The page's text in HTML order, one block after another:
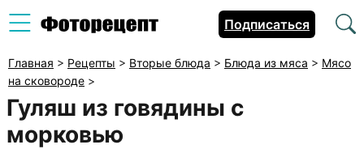
Подписаться
Главная > Рецепты > Вторые блюда > Блюда из мяса > Мясо
на сковороде >
Гуляш из говядины с
морковью